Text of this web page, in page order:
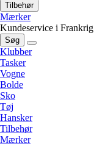
Tilbehør
Mærker
Kundeservice i Frankrig
Søg
Klubber
Tasker
Vogne
Bolde
Sko
Tøj
Hansker
Tilbehør
Mærker